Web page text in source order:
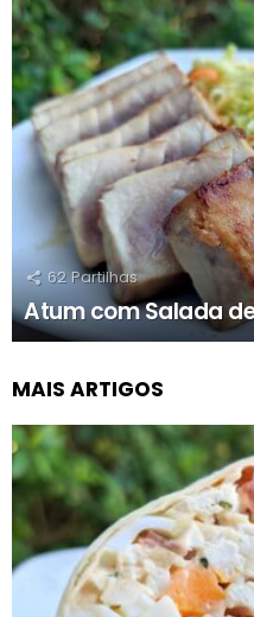
62 Partilhas
Atum com Salada
MAIS ARTIGOS